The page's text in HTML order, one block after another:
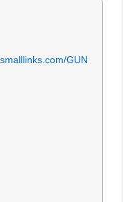
GUN